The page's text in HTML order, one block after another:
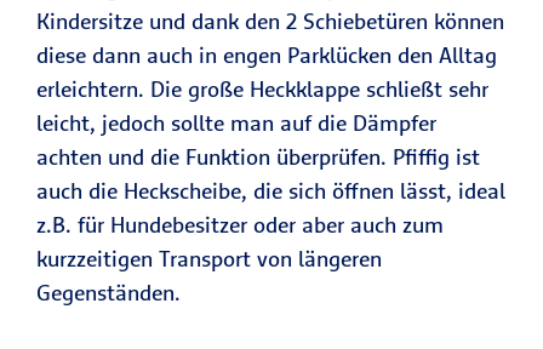
Kindersitze und dank den 2 Schiebetüren können
diese dann auch in engen Parklücken den Alltag
erleichtern. Die große Heckklappe schließt sehr
leicht, jedoch sollte man auf die Dämpfer
achten und die Funktion überprüfen. Pfiffig ist
auch die Heckscheibe, die sich öffnen lässt, ideal
z.B. für Hundebesitzer oder aber auch zum
kurzzeitigen Transport von längeren
Gegenständen.